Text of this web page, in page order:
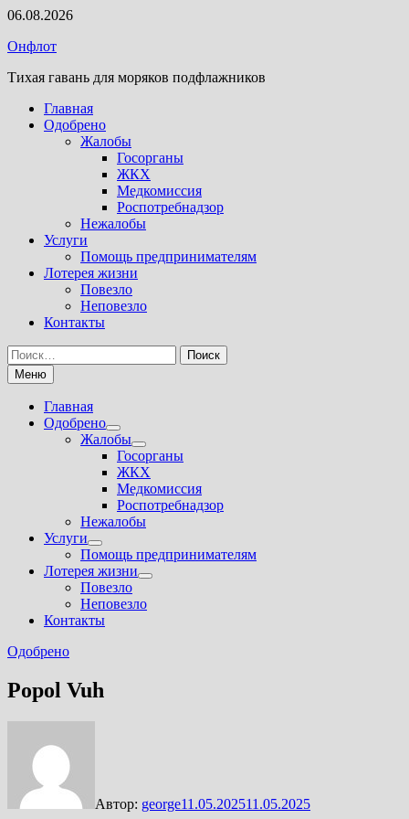
Перейти
содержимому
06.08.2026
Онфлот
Тихая гавань для моряков подфлажников
Главная
Одобрено
Жалобы
Госорганы
ЖКХ
Медкомиссия
Роспотребнадзор
Нежалобы
Услуги
Помощь предпринимателям
Лотерея жизни
Повезло
Неповезло
Контакты
Найти:
Меню
Главная
Одобрено
Показать
подменю
Жалобы
Показать
подменю
Госорганы
ЖКХ
Медкомиссия
Роспотребнадзор
Нежалобы
Услуги
Показать
подменю
Помощь предпринимателям
Лотерея жизни
Показать
Повезло
Неповезло
Контакты
Одобрено
Popol Vuh
Автор: george11.05.202511.05.2025